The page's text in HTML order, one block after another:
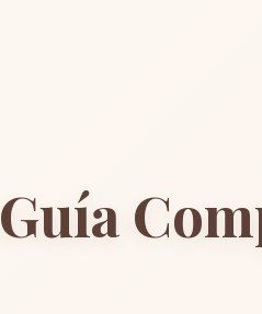
Guía